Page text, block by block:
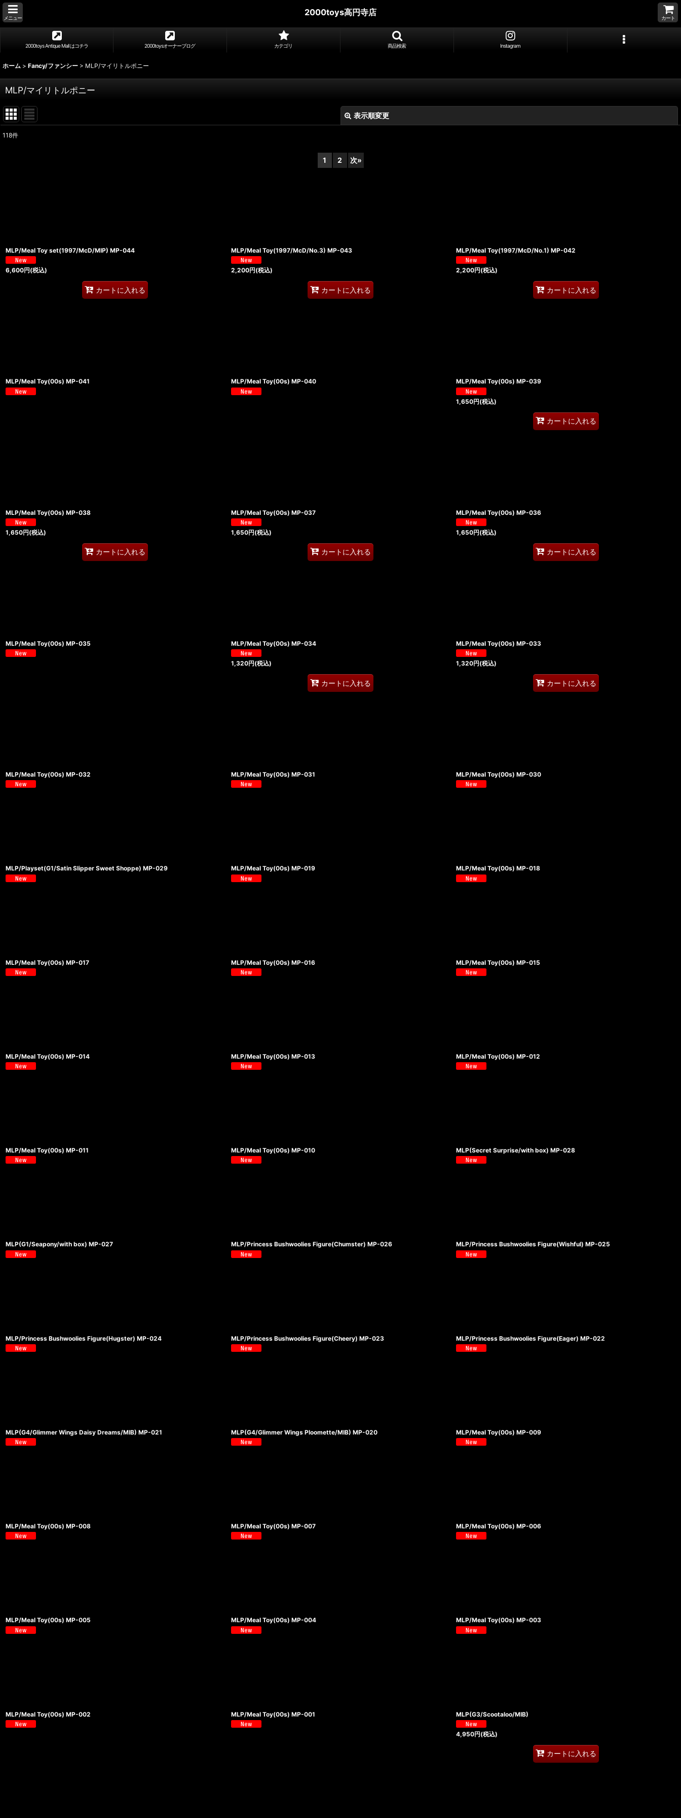
メニュー
2000toys高円寺店
カート
2000toys Antique Mall はコチラ 2000toysオーナーブログ カテゴリ 商品検索 Instagram
ホーム > Fancy/ファンシー > MLP/マイリトルポニー
MLP/マイリトルポニー
表示順変更
118件
1 2 次»
MLP/Meal Toy set(1997/McD/MIP) MP-044
6,600円(税込)
カートに入れる
MLP/Meal Toy(1997/McD/No.3) MP-043
2,200円(税込)
カートに入れる
MLP/Meal Toy(1997/McD/No.1) MP-042
2,200円(税込)
カートに入れる
MLP/Meal Toy(00s) MP-041 MLP/Meal Toy(00s) MP-040 MLP/Meal Toy(00s) MP-039
1,650円(税込)
カートに入れる
MLP/Meal Toy(00s) MP-038
1,650円(税込)
カートに入れる
MLP/Meal Toy(00s) MP-037
1,650円(税込)
カートに入れる
MLP/Meal Toy(00s) MP-036
1,650円(税込)
カートに入れる
MLP/Meal Toy(00s) MP-035 MLP/Meal Toy(00s) MP-034
1,320円(税込)
カートに入れる
MLP/Meal Toy(00s) MP-033
1,320円(税込)
カートに入れる
MLP/Meal Toy(00s) MP-032 MLP/Meal Toy(00s) MP-031 MLP/Meal Toy(00s) MP-030
MLP/Playset(G1/Satin Slipper Sweet Shoppe) MP-029 MLP/Meal Toy(00s) MP-019 MLP/Meal Toy(00s) MP-018
MLP/Meal Toy(00s) MP-017 MLP/Meal Toy(00s) MP-016 MLP/Meal Toy(00s) MP-015
MLP/Meal Toy(00s) MP-014 MLP/Meal Toy(00s) MP-013 MLP/Meal Toy(00s) MP-012
MLP/Meal Toy(00s) MP-011 MLP/Meal Toy(00s) MP-010 MLP(Secret Surprise/with box) MP-028
MLP(G1/Seapony/with box) MP-027 MLP/Princess Bushwoolies Figure(Chumster) MP-026 MLP/Princess Bushwoolies Figure(Wishful) MP-025
MLP/Princess Bushwoolies Figure(Hugster) MP-024 MLP/Princess Bushwoolies Figure(Cheery) MP-023 MLP/Princess Bushwoolies Figure(Eager) MP-022
MLP(G4/Glimmer Wings Daisy Dreams/MIB) MP-021 MLP(G4/Glimmer Wings Ploomette/MIB) MP-020 MLP/Meal Toy(00s) MP-009
MLP/Meal Toy(00s) MP-008 MLP/Meal Toy(00s) MP-007 MLP/Meal Toy(00s) MP-006
MLP/Meal Toy(00s) MP-005 MLP/Meal Toy(00s) MP-004 MLP/Meal Toy(00s) MP-003
MLP/Meal Toy(00s) MP-002 MLP/Meal Toy(00s) MP-001 MLP(G3/Scootaloo/MIB)
4,950円(税込)
カートに入れる